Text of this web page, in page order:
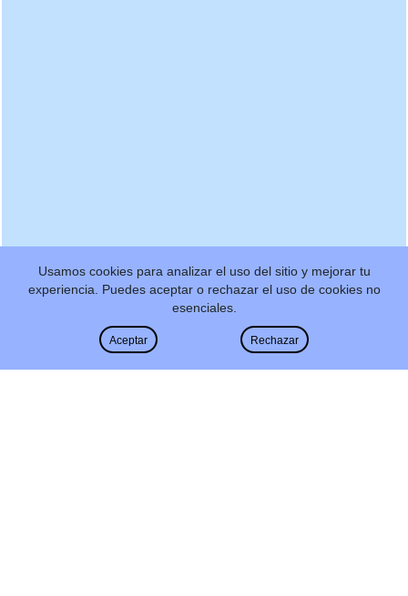
Usamos cookies para analizar el uso del sitio y mejorar tu
experiencia. Puedes aceptar o rechazar el uso de cookies no
esenciales.
Aceptar Rechazar